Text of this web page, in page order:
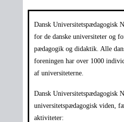
Dansk Universitetspædagogisk
for de danske universiteter og
pædagogik og didaktik. Alle
foreningen har over 1000
af universiteterne.
Dansk Universitetspædagogisk
universitetspædagogisk viden,
aktiviteter: